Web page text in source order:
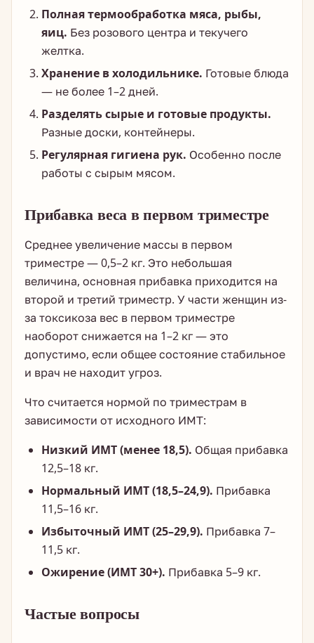
Полная термообработка мяса, рыбы,
яиц. Без розового центра и текучего
желтка.
Хранение в холодильнике. Готовые блюда
— не более 1–2 дней.
Разделять сырые и готовые продукты.
Разные доски, контейнеры.
Регулярная гигиена рук. Особенно после
работы с сырым мясом.
Прибавка веса в первом триместре
Среднее увеличение массы в первом
триместре — 0,5–2 кг. Это небольшая
величина, основная прибавка приходится на
второй и третий триместр. У части женщин из-
за токсикоза вес в первом триместре
наоборот снижается на 1–2 кг — это
допустимо, если общее состояние стабильное
и врач не находит угроз.
Что считается нормой по триместрам в
зависимости от исходного ИМТ:
Низкий ИМТ (менее 18,5). Общая прибавка
12,5–18 кг.
Нормальный ИМТ (18,5–24,9). Прибавка
11,5–16 кг.
Избыточный ИМТ (25–29,9). Прибавка 7–
11,5 кг.
Ожирение (ИМТ 30+). Прибавка 5–9 кг.
Частые вопросы